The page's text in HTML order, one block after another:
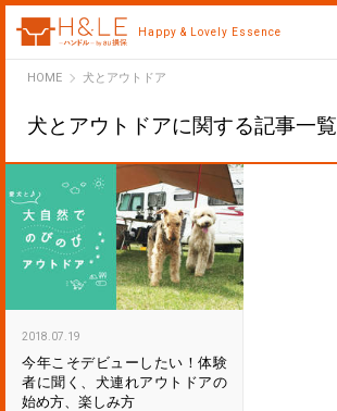
Happy & Lovely Essence
HOMEH&LE犬とアウトドア
犬とアウトドアに関する記事一覧
2018.07.19
今年こそデビューしたい！体験
者に聞く、犬連れアウトドアの
始め方、楽しみ方